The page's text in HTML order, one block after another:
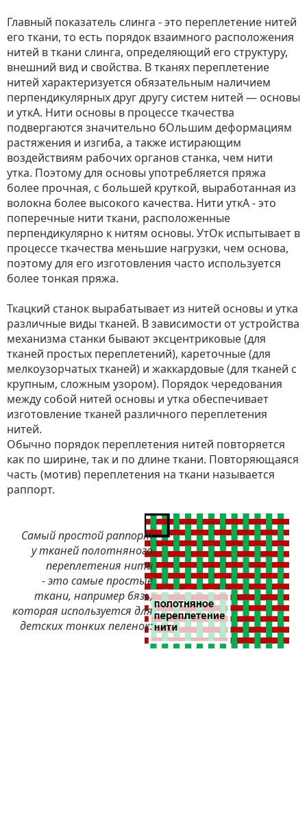
Главный показатель слинга - это переплетение нитей
его ткани, то есть порядок взаимного расположения
нитей в ткани слинга, определяющий его структуру,
внешний вид и свойства. В тканях переплетение
нитей характеризуется обязательным наличием
перпендикулярных друг другу систем нитей — основы
и уткА. Нити основы в процессе ткачества
подвергаются значительно бОльшим деформациям
растяжения и изгиба, а также истирающим
воздействиям рабочих органов станка, чем нити
утка. Поэтому для основы употребляется пряжа
более прочная, с большей круткой, выработанная из
волокна более высокого качества. Нити уткА - это
поперечные нити ткани, расположенные
перпендикулярно к нитям основы. УтОк испытывает в
процессе ткачества меньшие нагрузки, чем основа,
поэтому для его изготовления часто используется
более тонкая пряжа.
Ткацкий станок вырабатывает из нитей основы и утка
различные виды тканей. В зависимости от устройства
механизма станки бывают эксцентриковые (для
тканей простых переплетений), кареточные (для
мелкоузорчатых тканей) и жаккардовые (для тканей с
крупным, сложным узором). Порядок чередования
между собой нитей основы и утка обеспечивает
изготовление тканей различного переплетения
нитей.
Обычно порядок переплетения нитей повторяется
как по ширине, так и по длине ткани. Повторяющаяся
часть (мотив) переплетения на ткани называется
раппорт.
Самый простой раппорт
у тканей полотняного
переплетения нити
- это самые простые
ткани, например бязь,
которая используется для
детских тонких пеленок: